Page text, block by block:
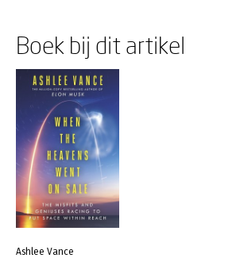
Boek bij dit artikel
Ashlee Vance